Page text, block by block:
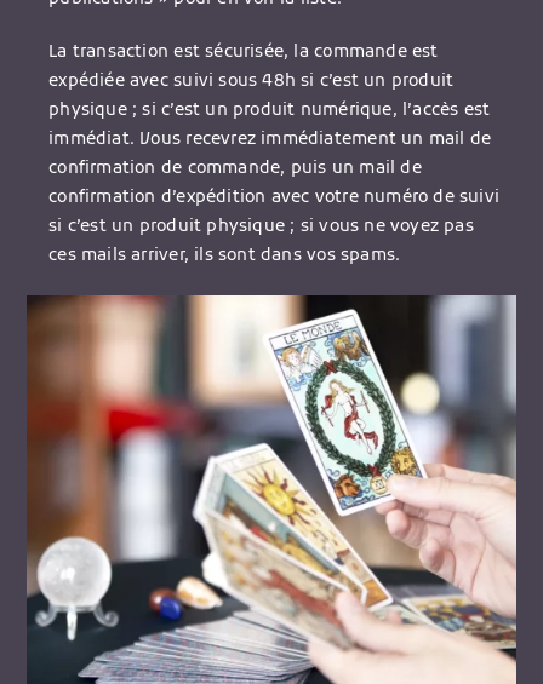
La transaction est sécurisée, la commande est
expédiée avec suivi sous 48h si c’est un produit
physique ; si c’est un produit numérique, l’accès est
immédiat. Vous recevrez immédiatement un mail de
confirmation de commande, puis un mail de
confirmation d’expédition avec votre numéro de suivi
si c’est un produit physique ; si vous ne voyez pas
ces mails arriver, ils sont dans vos spams.